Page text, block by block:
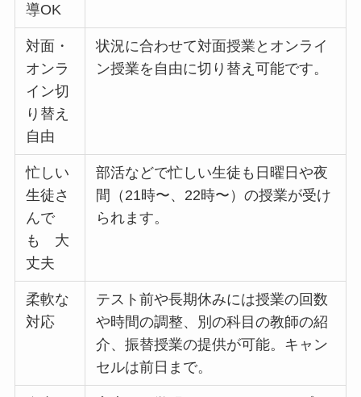
導OK
対面・
オンラ
イン切
り替え
自由
状況に合わせて対面授業とオンライ
ン授業を自由に切り替え可能です。
忙しい
生徒さ
んで
も 大
丈夫
部活などで忙しい生徒も日曜日や夜
間（21時〜、22時〜）の授業が受け
られます。
柔軟な
対応
テスト前や長期休みには授業の回数
や時間の調整、別の科目の教師の紹
介、振替授業の提供が可能。キャン
セルは前日まで。